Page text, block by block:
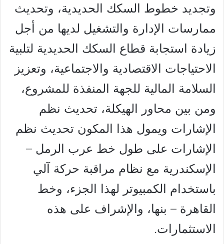
وتجديد خطوط السكك الحديدية، وتحديث
ممارسات الإدارة والتشغيل لديها من أجل
زيادة استجابة قطاع السكك الحديدية لتلبية
الاحتياجات الاقتصادية والاجتماعية، وتعزيز
السلامة المالية للجهة المنفذة للمشروع،
ومن بين محاور الهيكلة، تحديث نظم
الإشارات ويمول هذا المكون تحديث نظم
الإشارات على طول خط عرب الرمل –
الإسكندرية مع نظام مراقبة حركة آلي
باستخدام الكمبيوتر لهذا الجزء، وخط
القاهرة – بنها، والإشراف على هذه
الاستثمارات.